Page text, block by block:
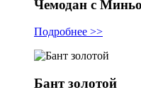
Чемодан с
Подробнее >>
Бант золотой